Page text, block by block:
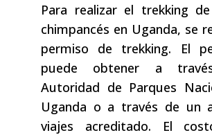
Para realizar el trekking
chimpancés en Uganda, se
permiso de trekking. El
puede obtener a
Autoridad de Parques
Uganda o a través de un
viajes acreditado. El